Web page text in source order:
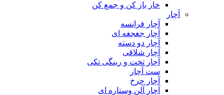
خار باز کن و جمع کن
آچار
آچار فرانسه
آچار جغجغه ای
آچار دو دسته
آچار شلاقی
آچار تخت و رینگی تکی
ست آچار
آچار چرخ
آچار آلن وستاره ای